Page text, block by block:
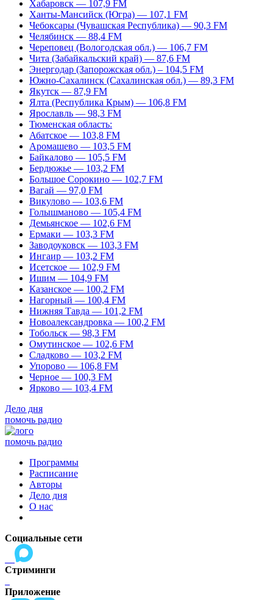
Хабаровск — 107,9 FM
Ханты-Мансийск (Югра) — 107,1 FM
Чебоксары (Чувашская Республика) — 90,3 FM
Челябинск — 88,4 FM
Череповец (Вологодская обл.) — 106,7 FM
Чита (Забайкальский край) — 87,6 FM
Энергодар (Запорожская обл.) – 104,5 FM
Южно-Сахалинск (Сахалинская обл.) — 89,3 FM
Якутск — 87,9 FM
Ялта (Республика Крым) — 106,8 FM
Ярославль — 98,3 FM
Тюменская область:
Абатское — 103,8 FM
Аромашево — 103,5 FM
Байкалово — 105,5 FM
Бердюжье — 103,2 FM
Большое Сорокино — 102,7 FM
Вагай — 97,0 FM
Викулово — 103,6 FM
Голышманово — 105,4 FM
Демьянское — 102,6 FM
Ермаки — 103,3 FM
Заводоуковск — 103,3 FM
Ингаир — 103,2 FM
Исетское — 102,9 FM
Ишим — 104,9 FM
Казанское — 100,2 FM
Нагорный — 100,4 FM
Нижняя Тавда — 101,2 FM
Новоалександровка — 100,2 FM
Тобольск — 98,3 FM
Омутинское — 102,6 FM
Сладково — 103,2 FM
Упорово — 106,8 FM
Черное — 100,3 FM
Ярково — 103,4 FM
Дело дня
помочь радио
помочь радио
Программы
Расписание
Авторы
Дело дня
О нас
Социальные сети
Стриминги
Приложение